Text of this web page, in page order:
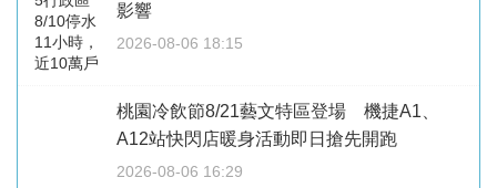
影響
2026-08-06 18:15
桃園冷飲節8/21藝文特區登場 機捷A1、
A12站快閃店暖身活動即日搶先開跑
2026-08-06 16:29